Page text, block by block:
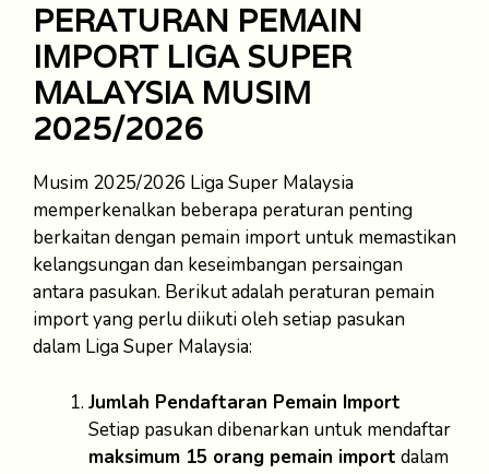
PERATURAN PEMAIN
IMPORT LIGA SUPER
MALAYSIA MUSIM
2025/2026
Musim 2025/2026 Liga Super Malaysia
memperkenalkan beberapa peraturan penting
berkaitan dengan pemain import untuk memastikan
kelangsungan dan keseimbangan persaingan
antara pasukan. Berikut adalah peraturan pemain
import yang perlu diikuti oleh setiap pasukan
dalam Liga Super Malaysia:
Jumlah Pendaftaran Pemain Import
Setiap pasukan dibenarkan untuk mendaftar
maksimum 15 orang pemain import dalam